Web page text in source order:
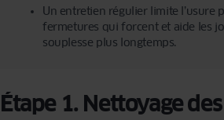
Un entretien régulier limite l’usure
fermetures qui forcent et aide les
souplesse plus longtemps.
Étape 1. Nettoyage des